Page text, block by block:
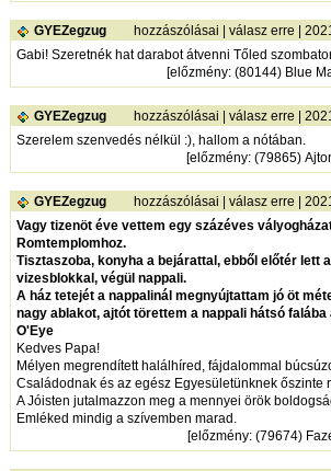
GYEZegzug hozzászólásai |válasz erre |
Gabi! Szeretnék hat darabot átvenni Tőled
[előzmény: (80144) Blue
GYEZegzug hozzászólásai |válasz erre |
Szerelem szenvedés nélkül :), hallom a nótában.
[előzmény: (79865)
GYEZegzug hozzászólásai |válasz erre |
Vagy tizenöt éve vettem egy százéves
Romtemplomhoz.
Tisztaszoba, konyha a bejárattal, ebből előtér lett
vizesblokkal, végül nappali.
A ház tetejét a nappalinál megnyújtattam jó öt
nagy ablakot, ajtót törettem a nappali hátsó falába
O'Eye
Kedves Papa!
Mélyen megrendített halálhíred, fájdalommal
Családodnak és az egész Egyesületünknek őszinte
A Jóisten jutalmazzon meg a mennyei örök
Emléked mindig a szívemben marad.
[előzmény: (79674)